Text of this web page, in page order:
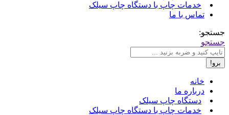
خدمات چاپ با دستگاه چاپ سیلک
تماس با ما
جستجو:
جستجو
خانه
درباره ما
دستگاه چاپ سیلک
خدمات چاپ با دستگاه چاپ سیلک